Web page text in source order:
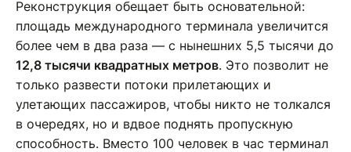
Реконструкция обещает быть основательной:
площадь международного терминала увеличится
более чем в два раза — с нынешних 5,5 тысячи до
12,8 тысячи квадратных метров. Это позволит не
только развести потоки прилетающих и
улетающих пассажиров, чтобы никто не толкался
в очередях, но и вдвое поднять пропускную
способность. Вместо 100 человек в час терминал